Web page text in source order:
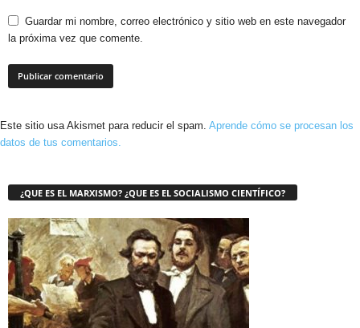
Guardar mi nombre, correo electrónico y sitio web en este navegador
la próxima vez que comente.
Este sitio usa Akismet para reducir el spam. Aprende cómo se procesan los
datos de tus comentarios.
¿QUE ES EL MARXISMO? ¿QUE ES EL SOCIALISMO CIENTÍFICO?